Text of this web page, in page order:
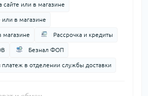
сайте или в магазине
или в магазине
магазине Рассрочка и кредиты
Безнал ФОП
в отделении службы доставки